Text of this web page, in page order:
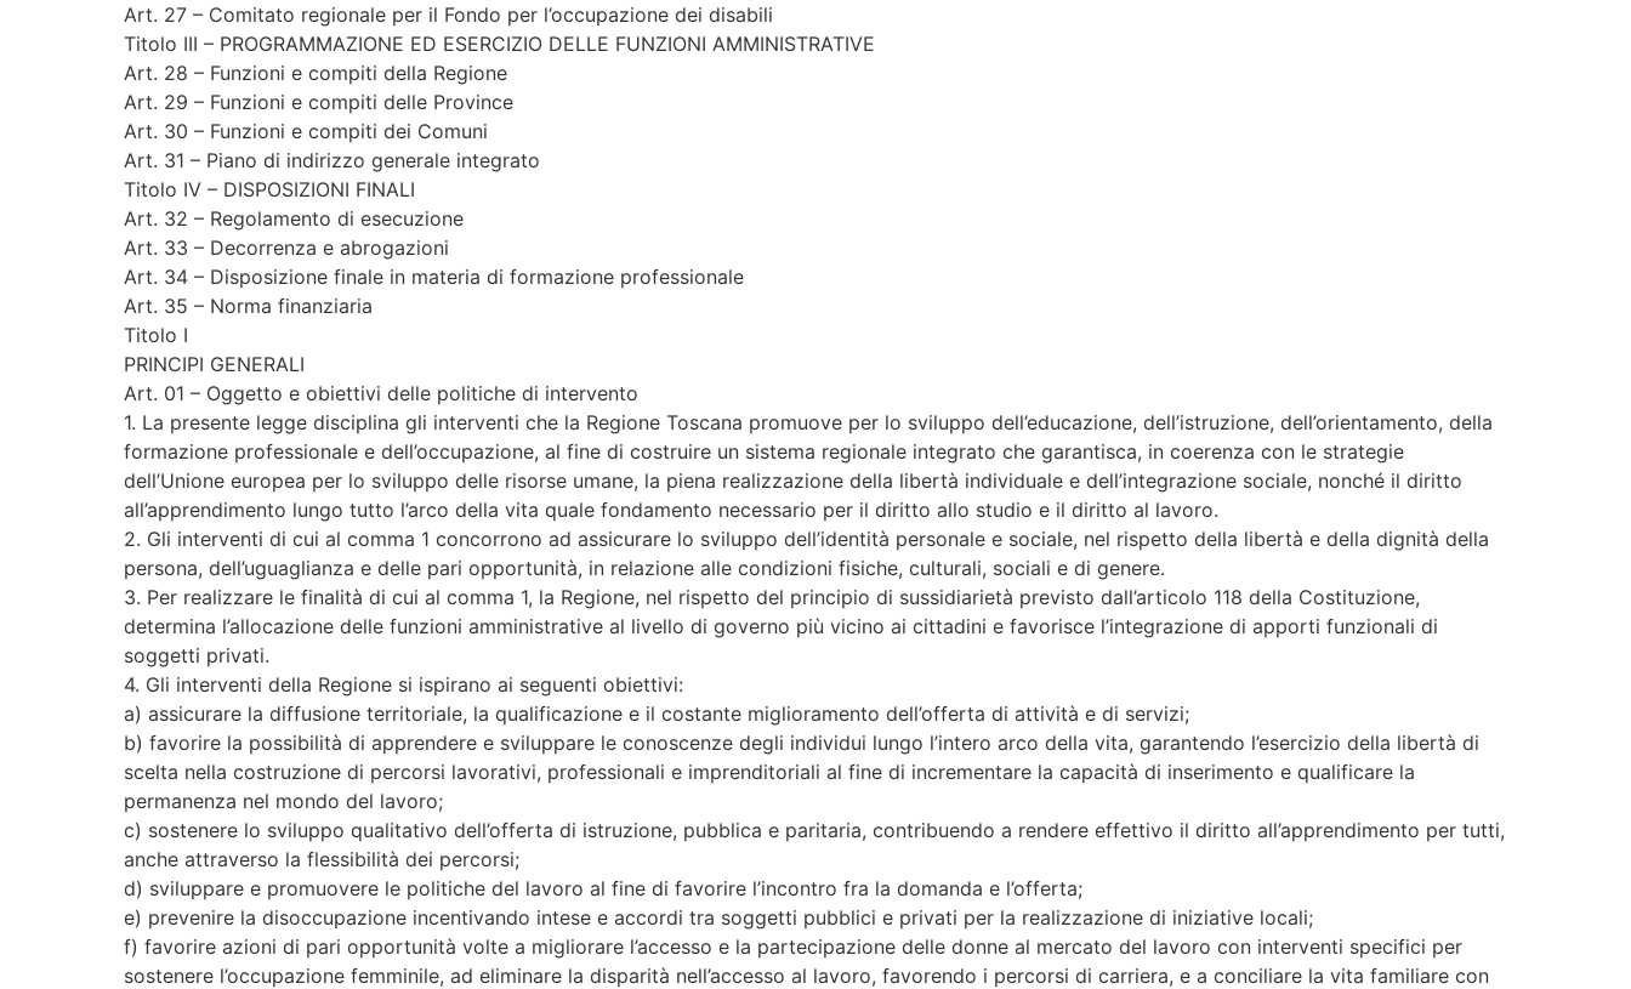
Art. 27 – Comitato regionale per il Fondo per l’occupazione dei disabili
Titolo III – PROGRAMMAZIONE ED ESERCIZIO DELLE FUNZIONI AMMINISTRATIVE
Art. 28 – Funzioni e compiti della Regione
Art. 29 – Funzioni e compiti delle Province
Art. 30 – Funzioni e compiti dei Comuni
Art. 31 – Piano di indirizzo generale integrato
Titolo IV – DISPOSIZIONI FINALI
Art. 32 – Regolamento di esecuzione
Art. 33 – Decorrenza e abrogazioni
Art. 34 – Disposizione finale in materia di formazione professionale
Art. 35 – Norma finanziaria
Titolo I
PRINCIPI GENERALI
Art. 01 – Oggetto e obiettivi delle politiche di intervento
1. La presente legge disciplina gli interventi che la Regione Toscana promuove per lo sviluppo dell’educazione, dell’istruzione, dell’orientamento, della
formazione professionale e dell’occupazione, al fine di costruire un sistema regionale integrato che garantisca, in coerenza con le strategie
dell’Unione europea per lo sviluppo delle risorse umane, la piena realizzazione della libertà individuale e dell’integrazione sociale, nonché il diritto
all’apprendimento lungo tutto l’arco della vita quale fondamento necessario per il diritto allo studio e il diritto al lavoro.
2. Gli interventi di cui al comma 1 concorrono ad assicurare lo sviluppo dell’identità personale e sociale, nel rispetto della libertà e della dignità della
persona, dell’uguaglianza e delle pari opportunità, in relazione alle condizioni fisiche, culturali, sociali e di genere.
3. Per realizzare le finalità di cui al comma 1, la Regione, nel rispetto del principio di sussidiarietà previsto dall’articolo 118 della Costituzione,
determina l’allocazione delle funzioni amministrative al livello di governo più vicino ai cittadini e favorisce l’integrazione di apporti funzionali di
soggetti privati.
4. Gli interventi della Regione si ispirano ai seguenti obiettivi:
a) assicurare la diffusione territoriale, la qualificazione e il costante miglioramento dell’offerta di attività e di servizi;
b) favorire la possibilità di apprendere e sviluppare le conoscenze degli individui lungo l’intero arco della vita, garantendo l’esercizio della libertà di
scelta nella costruzione di percorsi lavorativi, professionali e imprenditoriali al fine di incrementare la capacità di inserimento e qualificare la
permanenza nel mondo del lavoro;
c) sostenere lo sviluppo qualitativo dell’offerta di istruzione, pubblica e paritaria, contribuendo a rendere effettivo il diritto all’apprendimento per tutti,
anche attraverso la flessibilità dei percorsi;
d) sviluppare e promuovere le politiche del lavoro al fine di favorire l’incontro fra la domanda e l’offerta;
e) prevenire la disoccupazione incentivando intese e accordi tra soggetti pubblici e privati per la realizzazione di iniziative locali;
f) favorire azioni di pari opportunità volte a migliorare l’accesso e la partecipazione delle donne al mercato del lavoro con interventi specifici per
sostenere l’occupazione femminile, ad eliminare la disparità nell’accesso al lavoro, favorendo i percorsi di carriera, e a conciliare la vita familiare con